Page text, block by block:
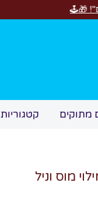
מתוקים קטגוריות
מוס וניל